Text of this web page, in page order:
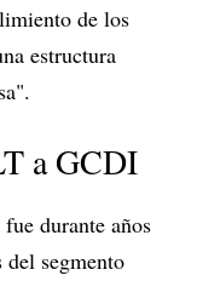
de los
estructura
a GCDI
durante años
del segmento